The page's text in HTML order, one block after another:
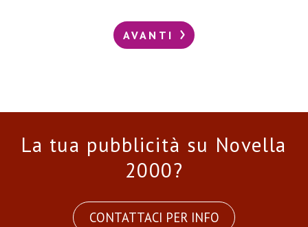
AVANTI
La tua pubblicità su Novella
2000?
CONTATTACI PER INFO